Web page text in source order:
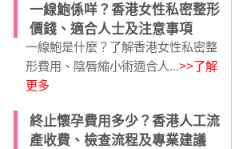
一線鮑係咩？香港女性私密整形
價錢、適合人士及注意事項
一線鮑是什麼？了解香港女性私密整
形費用、陰唇縮小術適合人...>>了解
更多
終止懷孕費用多少？香港人工流
產收費、檢查流程及專業建議